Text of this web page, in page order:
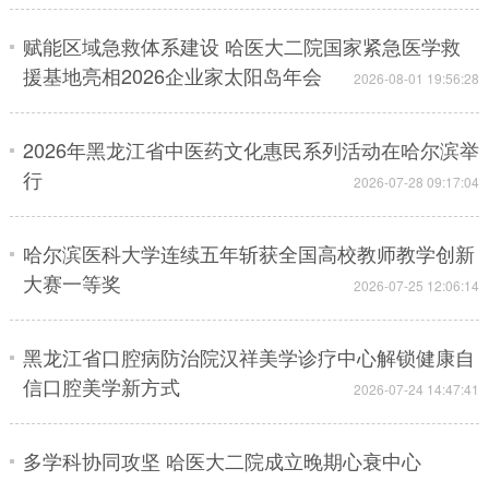
会展 彩票 娱乐 时尚
悦读 公益 书画 一带一路
地方频道
北京 天津 河北 山西
浙江 安徽 福建 江西
山东 河南 湖南
赋能区域急救体系建设 哈医大二院国家紧急医学救
援基地亮相2026企业家太阳岛年会
2026-08-01 19:56:28
2026年黑龙江省中医药文化惠民系列活动在哈尔滨举
行
2026-07-28 09:17:04
哈尔滨医科大学连续五年斩获全国高校教师教学创新
大赛一等奖
2026-07-25 12:06:14
黑龙江省口腔病防治院汉祥美学诊疗中心解锁健康自
信口腔美学新方式
2026-07-24 14:47:41
多学科协同攻坚 哈医大二院成立晚期心衰中心